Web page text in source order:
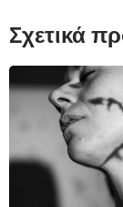
Σχετικά